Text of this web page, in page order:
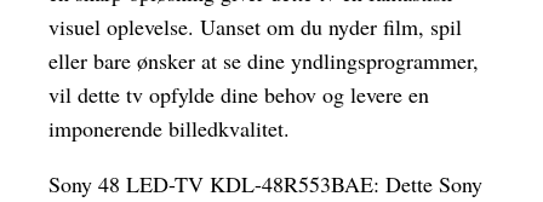
visuel oplevelse. Uanset om du nyder film, spil
eller bare ønsker at se dine yndlingsprogrammer,
vil dette tv opfylde dine behov og levere en
imponerende billedkvalitet.
Sony 48 LED-TV KDL-48R553BAE: Dette Sony